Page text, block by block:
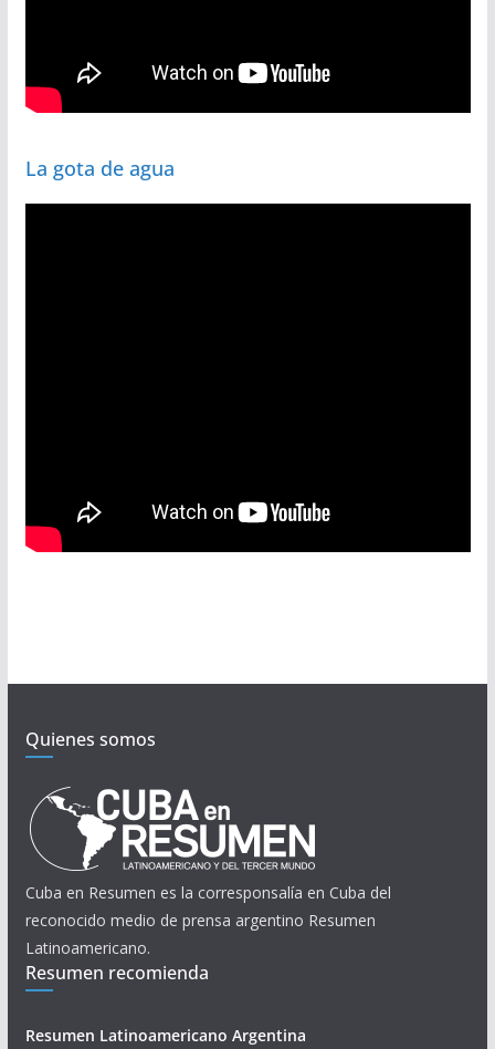
La gota de agua
Quienes somos
Cuba en Resumen es la corresponsalía en Cuba del
reconocido medio de prensa argentino Resumen
Latinoamericano.
Resumen recomienda
Resumen Latinoamericano Argentina